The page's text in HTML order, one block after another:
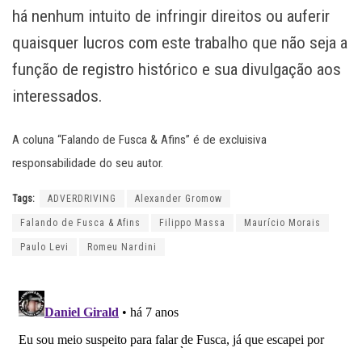
há nenhum intuito de infringir direitos ou auferir
quaisquer lucros com este trabalho que não seja a
função de registro histórico e sua divulgação aos
interessados.
A coluna “Falando de Fusca & Afins” é de excluisiva
responsabilidade do seu autor.
Tags: ADVERDRIVING Alexander Gromow
Falando de Fusca & Afins Filippo Massa Maurício Morais
Paulo Levi Romeu Nardini